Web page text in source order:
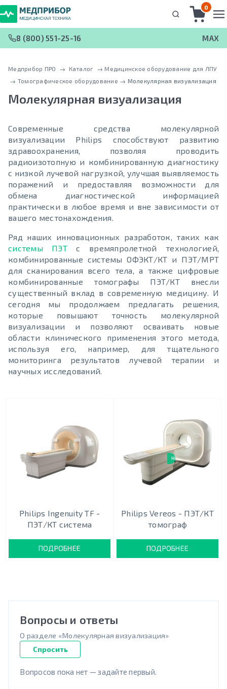
0
8 (800) 551-25-16 MAX
Медприбор ПРО → Каталог → Медицинское оборудование для ЛПУ
→ Томографическое оборудование → Молекулярная визуализация
Молекулярная визуализация
Современные средства молекулярной
визуализации Philips способствуют развитию
здравоохранения, позволяя проводить
радиоизотопную и комбинированную диагностику
с низкой лучевой нагрузкой, улучшая выявляемость
поражений и предоставляя возможности для
обмена диагностической информацией
практически в любое время и вне зависимости от
вашего местонахождения.
Ряд наших инновационных разработок, таких как
системы ПЭТс времяпролетной технологией,
комбинированные системы ОФЭКТ/КТ и ПЭТ/МРТ
для сканирования всего тела, а также цифровые
комбинированные томографы ПЭТ/КТ внесли
существенный вклад в современную медицину. И
сегодня мы продолжаем предлагать решения,
которые повышают точность молекулярной
визуализации и позволяют осваивать новые
области клинического применения этого метода,
используя его, например, для тщательного
мониторинга результатов лучевой терапии и
научных исследований.
Philips Ingenuity TF -
ПЭТ/КТ система
ПОДРОБНЕЕ
НОВИНКА
Philips Vereos - ПЭТ/КТ
томограф
ПОДРОБНЕЕ
Вопросы и ответы
О разделе «Молекулярная визуализация»
Спросить
Вопросов пока нет — задайте первый.